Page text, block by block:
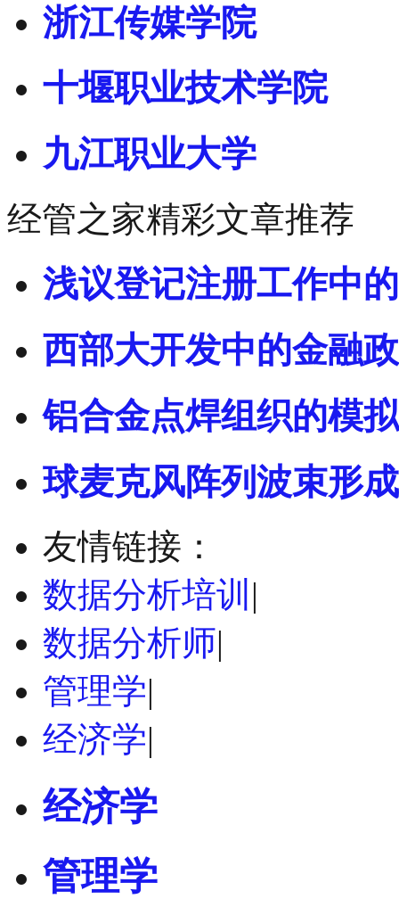
浙江传媒学院
十堰职业技术学院
九江职业大学
经管之家精彩文章推荐
浅议登记注册工作中
西部大开发中的金融
铝合金点焊组织的模
球麦克风阵列波束形
友情链接：
数据分析培训 |
数据分析师|
管理学|
经济学|
经济学
管理学